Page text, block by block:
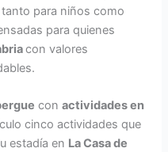
tanto para niños como
para quienes
con valores
con actividades en
cinco actividades que
estadía en La Casa de